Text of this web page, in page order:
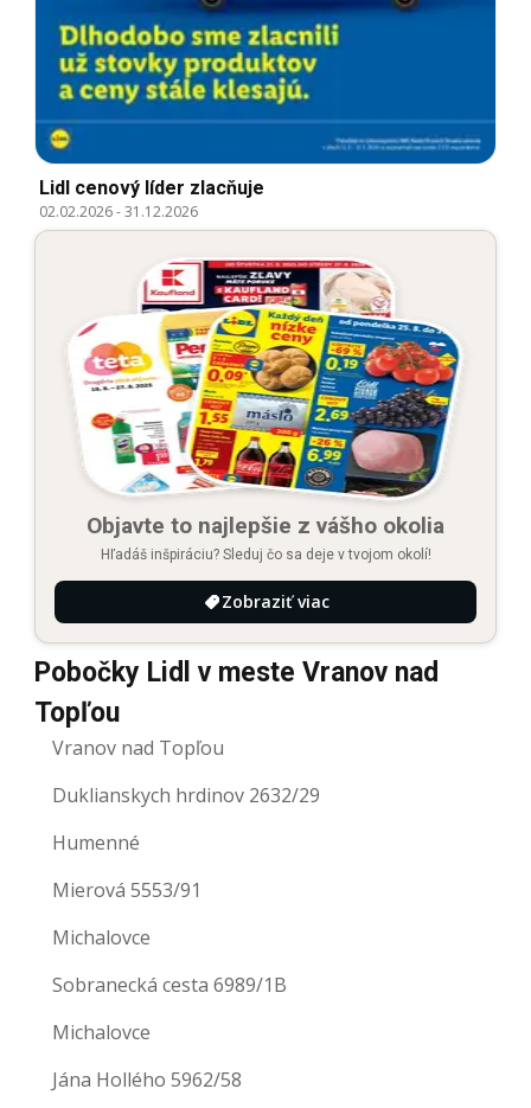
Lidl cenový líder zlacňuje
02.02.2026-31.12.2026
Objavte to najlepšie z vášho okolia
Hľadáš inšpiráciu? Sleduj čo sa deje v tvojom okolí!
Zobraziť viac
Pobočky Lidl v meste Vranov nad
Topľou
Vranov nad Topľou
Duklianskych hrdinov 2632/29
Humenné
Mierová 5553/91
Michalovce
Sobranecká cesta 6989/1B
Michalovce
Jána Hollého 5962/58